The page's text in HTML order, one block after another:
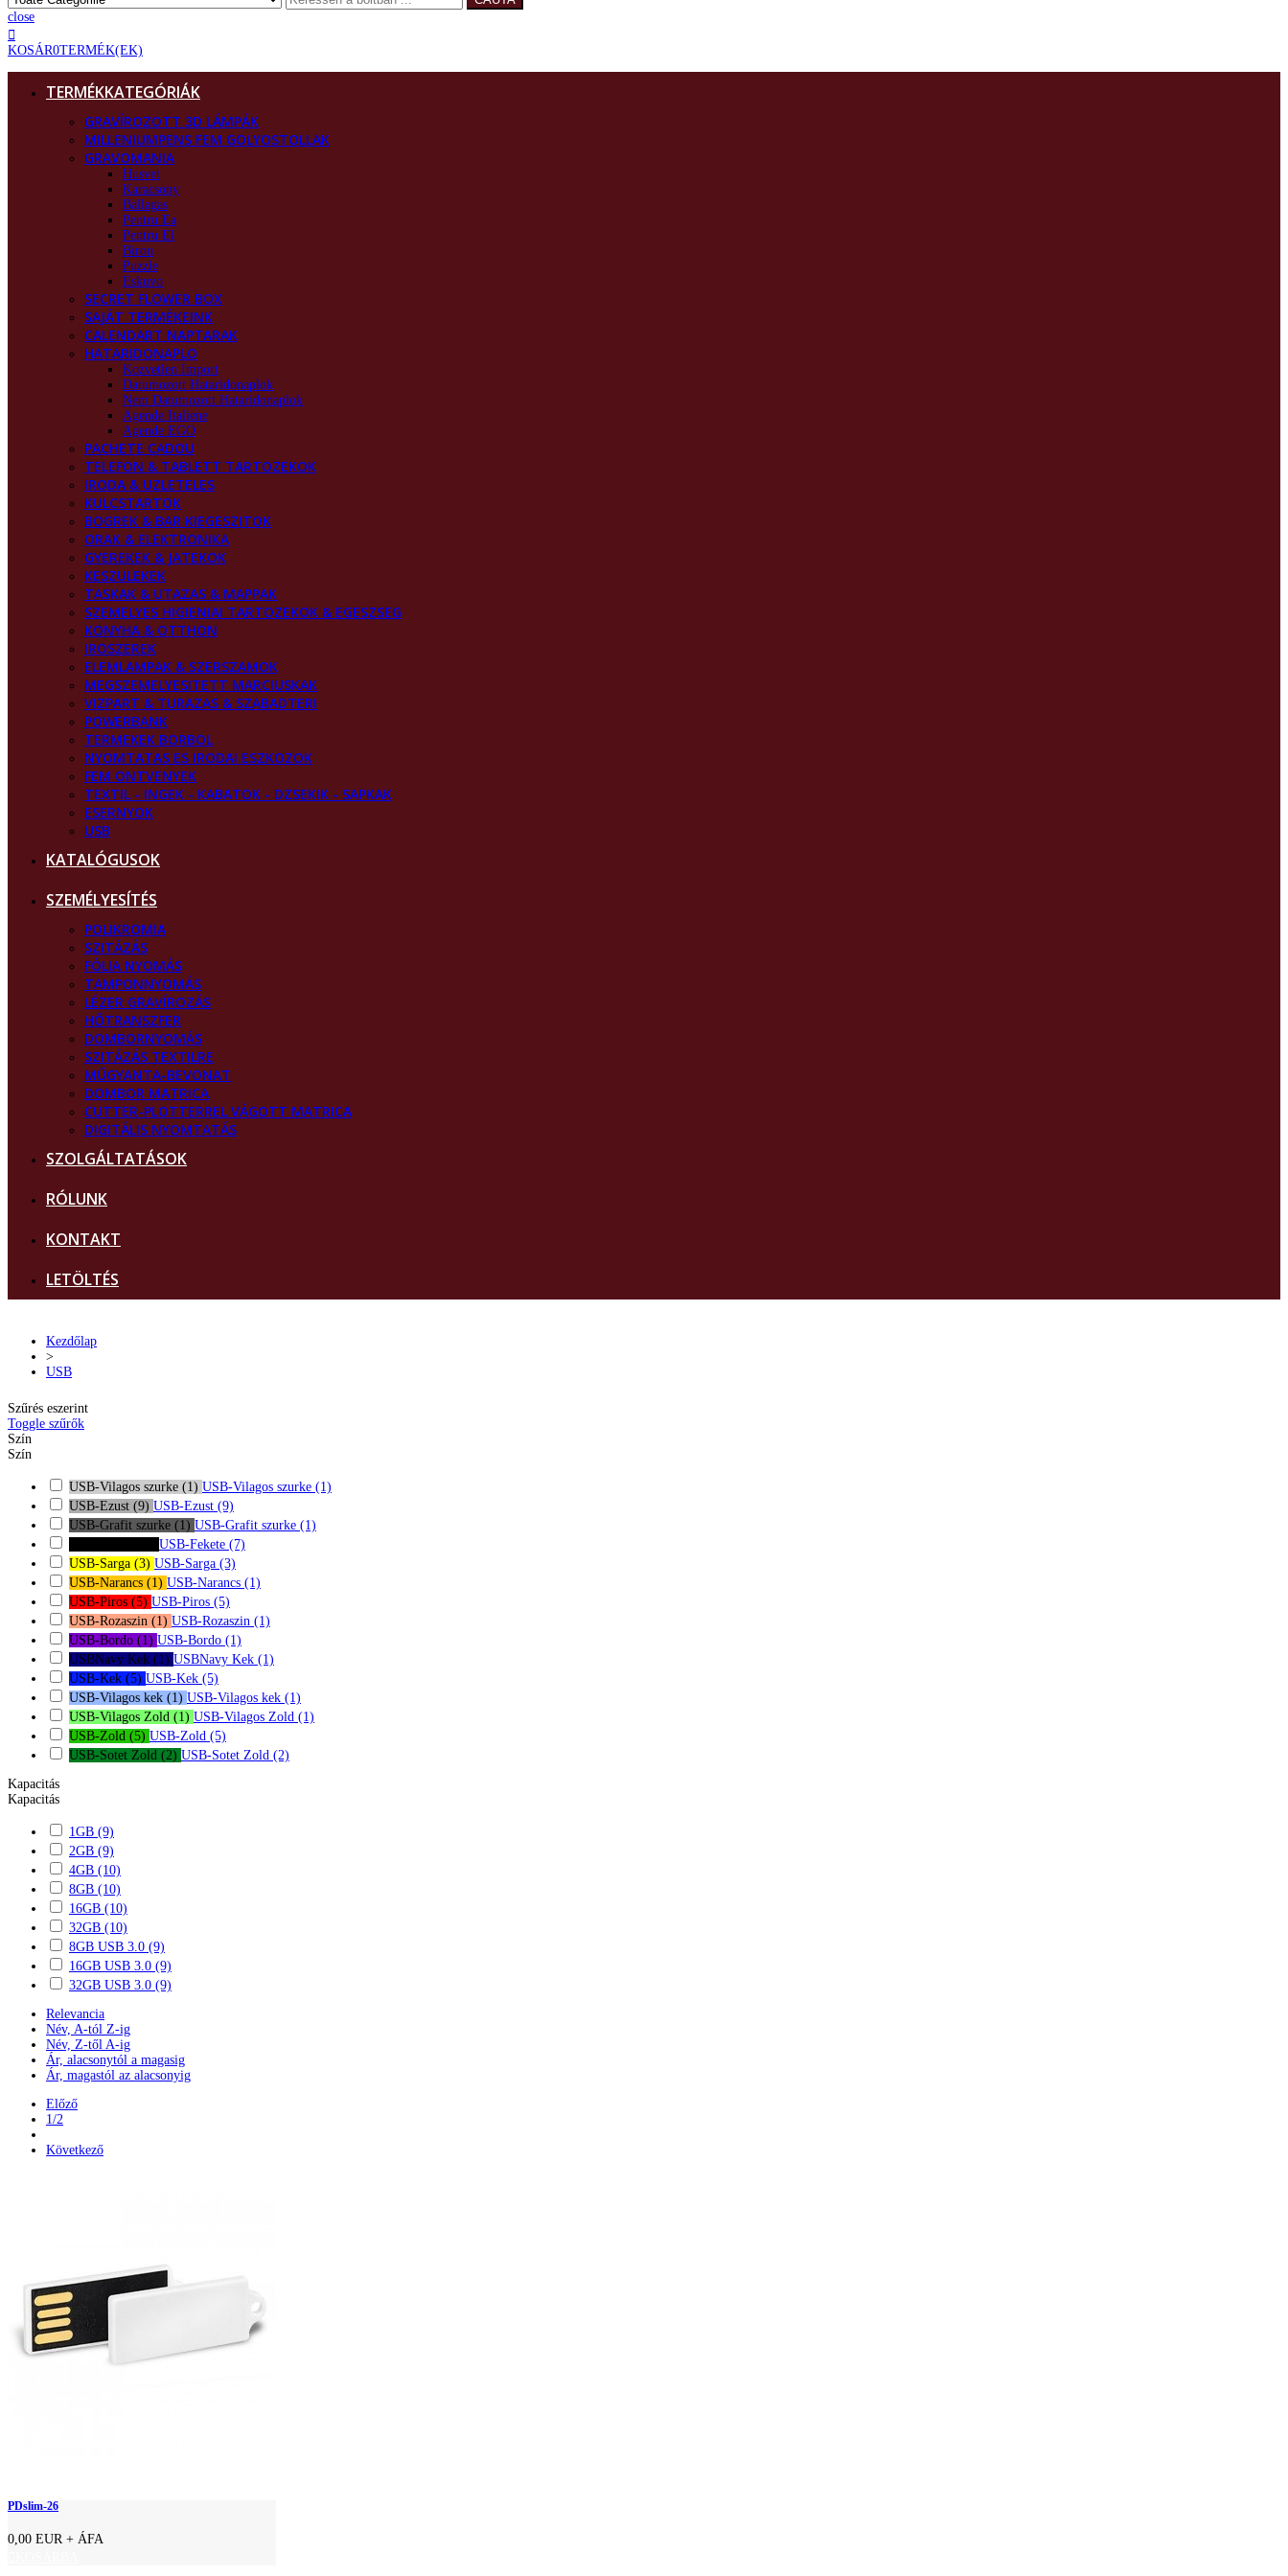
close
KOSÁR0TERMÉK(EK)
TERMÉKKATEGÓRIÁK
GRAVÍROZOTT 3D LÁMPÁK
MILLENIUMPENS FEM GOLYOSTOLLAK
GRAVOMANIA
Husvet
Karacsony
Ballagas
Pentru Ea
Pentru El
Birou
Puzzle
Eskuvo
SECRET FLOWER BOX
SAJÁT TERMÉKEINK
CALENDART NAPTARAK
HATARIDONAPLO
Kozvetlen Import
Datumozott Hataridonaplok
Nem Datumozott Hataridonaplok
Agende Italiene
Agende EGO
PACHETE CADOU
TELEFON & TABLETT TARTOZEKOK
IRODA & UZLETELES
KULCSTARTOK
BOGREK & BAR KIEGESZITOK
ORAK & ELEKTRONIKA
GYEREKEK & JATEKOK
KESZULEKEK
TASKAK & UTAZAS & MAPPAK
SZEMELYES HIGIENIAI TARTOZEKOK & EGESZSEG
KONYHA & OTTHON
IROSZEREK
ELEMLAMPAK & SZERSZAMOK
MEGSZEMELYESITETT MARCIUSKAK
VIZPART & TURAZAS & SZABADTERI
POWERBANK
TERMEKEK BORBOL
NYOMTATAS ES IRODAI ESZKOZOK
FEM ONTVENYEK
TEXTIL - INGEK - KABATOK - DZSEKIK - SAPKAK
ESERNYOK
USB
KATALÓGUSOK
SZEMÉLYESÍTÉS
POLIKROMIA
SZITÁZÁS
FÓLIA NYOMÁS
TAMPONNYOMÁS
LÉZER GRAVÍROZÁS
HŐTRANSZFER
DOMBORNYOMÁS
SZITÁZÁS TEXTILRE
MŰGYANTA-BEVONAT
DOMBOR MATRICA
CUTTER-PLOTTERREL VÁGOTT MATRICA
DIGITÁLIS NYOMTATÁS
SZOLGÁLTATÁSOK
RÓLUNK
KONTAKT
LETÖLTÉS
Kezdőlap
>
USB
Szűrés eszerint
Toggle szűrők
Szín
Szín
USB-Vilagos szurke (1) USB-Vilagos szurke (1)
USB-Ezust (9) USB-Ezust (9)
USB-Grafit szurke (1) USB-Grafit szurke (1)
USB-Fekete (7)
USB-Sarga (3) USB-Sarga (3)
USB-Narancs (1) USB-Narancs (1)
USB-Piros (5) USB-Piros (5)
USB-Rozaszin (1) USB-Rozaszin (1)
USB-Bordo (1) USB-Bordo (1)
USBNavy Kek (1) USBNavy Kek (1)
USB-Kek (5) USB-Kek (5)
USB-Vilagos kek (1) USB-Vilagos kek (1)
USB-Vilagos Zold (1) USB-Vilagos Zold (1)
USB-Zold (5) USB-Zold (5)
USB-Sotet Zold (2) USB-Sotet Zold (2)
Kapacitás
Kapacitás
1GB (9)
2GB (9)
4GB (10)
8GB (10)
16GB (10)
32GB (10)
8GB USB 3.0 (9)
16GB USB 3.0 (9)
32GB USB 3.0 (9)
Relevancia
Név, A-tól Z-ig
Név, Z-től A-ig
Ár, alacsonytól a magasig
Ár, magastól az alacsonyig
Előző
1/2
Következő
PDslim-26
0,00 EUR + ÁFA